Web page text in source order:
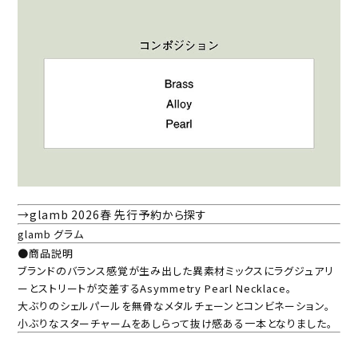
→glamb 2026春 先行予約から探す
glamb グラム
●商品説明
ブランドのバランス感覚が生み出した異素材ミックスにラグジュアリ
ーとストリートが交差するAsymmetry Pearl Necklace。
大ぶりのシェルパールを無骨なメタルチェーンとコンビネーション。
小ぶりなスターチャームをあしらって抜け感ある一本となりました。